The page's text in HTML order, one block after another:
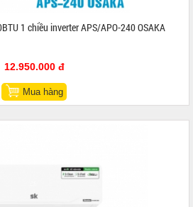
1 chiều inverter APS/APO-240 OSAKA
12.950.000 đ
Mua hàng